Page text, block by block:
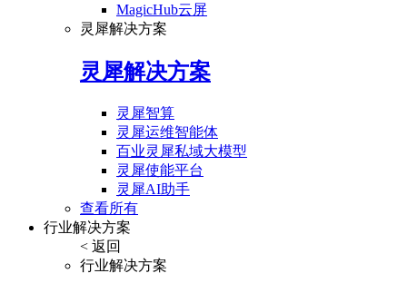
MagicHub云屏
灵犀解决方案
灵犀解决方案
灵犀智算
灵犀运维智能体
百业灵犀私域大模型
灵犀使能平台
灵犀AI助手
查看所有
行业解决方案
< 返回
行业解决方案